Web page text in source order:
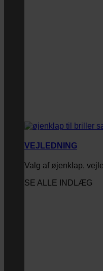
VEJLEDNING
Valg af øjenklap,
SE ALLE INDLÆG